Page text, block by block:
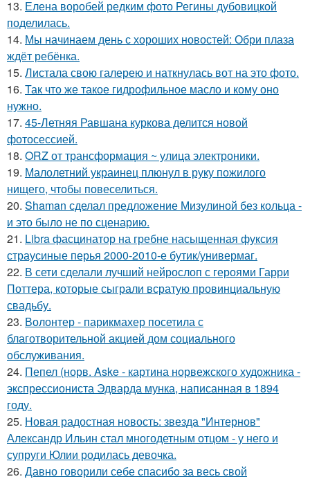
13. Елена воробей редким фото Регины дубовицкой
поделилась.
14. Мы начинаем день с хороших новостей: Обри плаза
ждёт ребёнка.
15. Листала свою галерею и наткнулась вот на это фото.
16. Так что же такое гидрофильное масло и кому оно
нужно.
17. 45-Летняя Равшана куркова делится новой
фотосессией.
18. ORZ от трансформация ~ улица электроники.
19. Малолетний украинец плюнул в руку пожилого
нищего, чтобы повеселиться.
20. Shaman сделал предложение Мизулиной без кольца -
и это было не по сценарию.
21. Libra фасцинатор на гребне насыщенная фуксия
страусиные перья 2000-2010-е бутик/универмаг.
22. В сети сделали лучший нейрослоп с героями Гарри
Поттера, которые сыграли всратую провинциальную
свадьбу.
23. Волонтер - парикмахер посетила с
благотворительной акцией дом социального
обслуживания.
24. Пепел (норв. Aske - картина норвежского художника -
экспрессиониста Эдварда мунка, написанная в 1894
году.
25. Новая радостная новость: звезда "Интернов"
Александр Ильин стал многодетным отцом - у него и
супруги Юлии родилась девочка.
26. Давно говорили себе спасибo за весь свой